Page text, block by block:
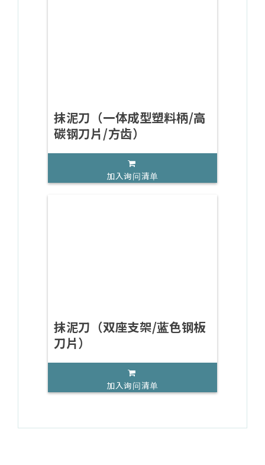
抹泥刀（一体成型塑料柄/高
碳钢刀片/方齿）
加入询问清单
抹泥刀（双座支架/蓝色钢板
刀片）
加入询问清单